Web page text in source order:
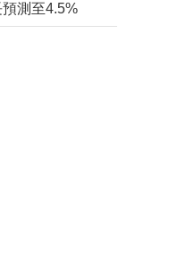
測至4.5%